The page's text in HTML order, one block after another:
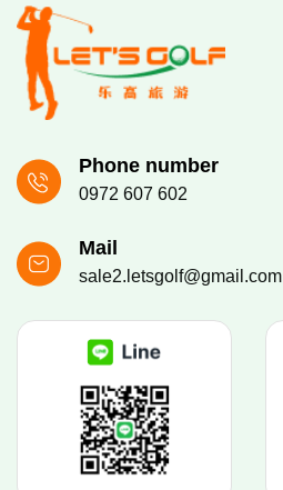
Phone number
0972 607 602
Mail
sale2.letsgolf@gmail.com